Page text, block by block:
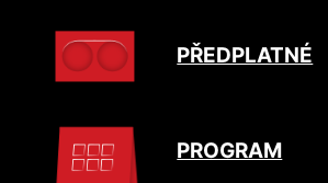
PŘEDPLATNÉ
PROGRAM